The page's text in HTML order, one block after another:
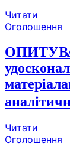
Читати
Оголошення
Читати
Оголошення